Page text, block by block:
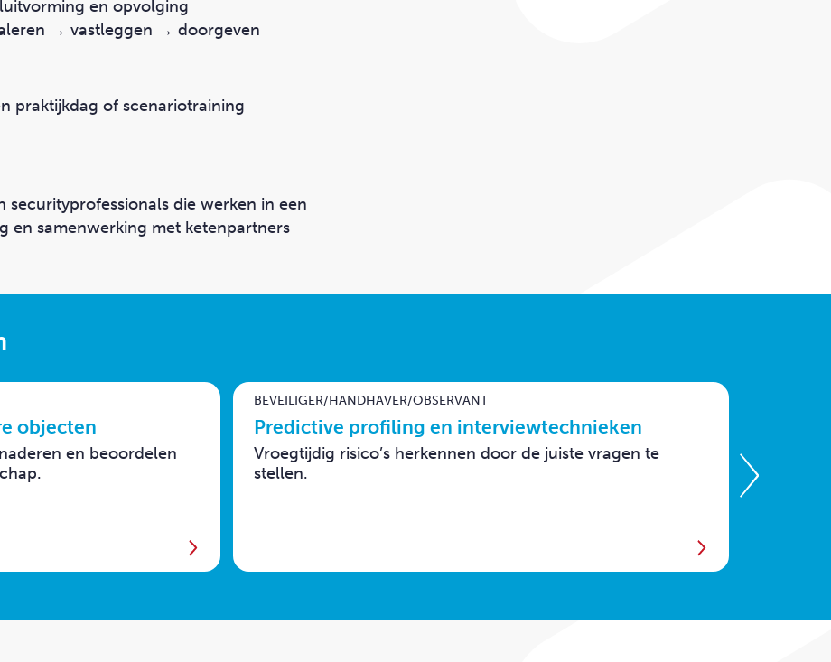
en opvolging
→ vastleggen → doorgeven
praktijkdag of scenariotraining
securityprofessionals die werken in een
en samenwerking met ketenpartners
objecten
en beoordelen
BEVEILIGER/HANDHAVER/OBSERVANT
Predictive profiling en interviewtechnieken
Vroegtijdig risico’s herkennen door de juiste vragen te
stellen.